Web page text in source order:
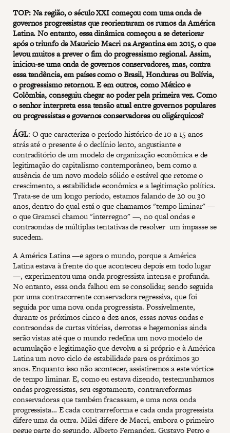
TOP: Na região, o século XXI começou com uma onda de
governos progressistas que reorientaram os rumos da América
Latina. No entanto, essa dinâmica começou a se deteriorar
após o triunfo de Mauricio Macri na Argentina em 2015, o que
levou muitos a prever o fim do progressismo regional. Assim,
iniciou-se uma onda de governos conservadores, mas, contra
essa tendência, em países como o Brasil, Honduras ou Bolívia,
o progressismo retornou. E em outros, como México e
Colômbia, conseguiu chegar ao poder pela primeira vez. Como
o senhor interpreta essa tensão atual entre governos populares
ou progressistas e governos conservadores ou oligárquicos?
ÁGL: O que caracteriza o período histórico de 10 a 15 anos
atrás até o presente é o declínio lento, angustiante e
contraditório de um modelo de organização econômica e de
legitimação do capitalismo contemporâneo, bem como a
ausência de um novo modelo sólido e estável que retome o
crescimento, a estabilidade econômica e a legitimação política.
Trata-se de um longo período, estamos falando de 20 ou 30
anos, dentro do qual está o que chamamos "tempo liminar" —
o que Gramsci chamou "interregno" —, no qual ondas e
contraondas de múltiplas tentativas de resolver um impasse se
sucedem.
A América Latina —e agora o mundo, porque a América
Latina estava à frente do que aconteceu depois em todo lugar
—, experimentou uma onda progressista intensa e profunda.
No entanto, essa onda falhou em se consolidar, sendo seguida
por uma contracorrente conservadora regressiva, que foi
seguida por uma nova onda progressista. Possivelmente,
durante os próximos cinco a dez anos, essas novas ondas e
contraondas de curtas vitórias, derrotas e hegemonias ainda
serão vistas até que o mundo redefina um novo modelo de
acumulação e legitimação que devolva a si próprio e à América
Latina um novo ciclo de estabilidade para os próximos 30
anos. Enquanto isso não acontecer, assistiremos a este vórtice
de tempo liminar. E, como eu estava dizendo, testemunhamos
ondas progressistas, seu esgotamento, contrarreformas
conservadoras que também fracassam, e uma nova onda
progressista… E cada contrarreforma e cada onda progressista
difere uma da outra. Milei difere de Macri, embora o primeiro
pegue parte do segundo. Alberto Fernandez, Gustavo Petro e